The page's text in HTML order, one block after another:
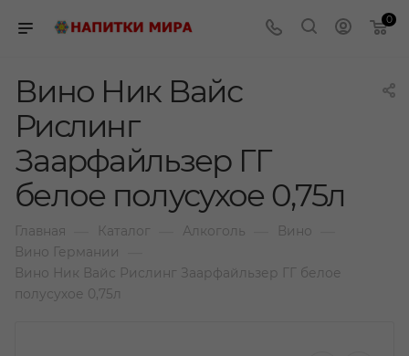
0
Вино Ник Вайс
Рислинг
Заарфайльзер ГГ
белое полусухое 0,75л
Главная Каталог Алкоголь Вино
Вино Германии
Вино Ник Вайс Рислинг Заарфайльзер ГГ белое
полусухое 0,75л